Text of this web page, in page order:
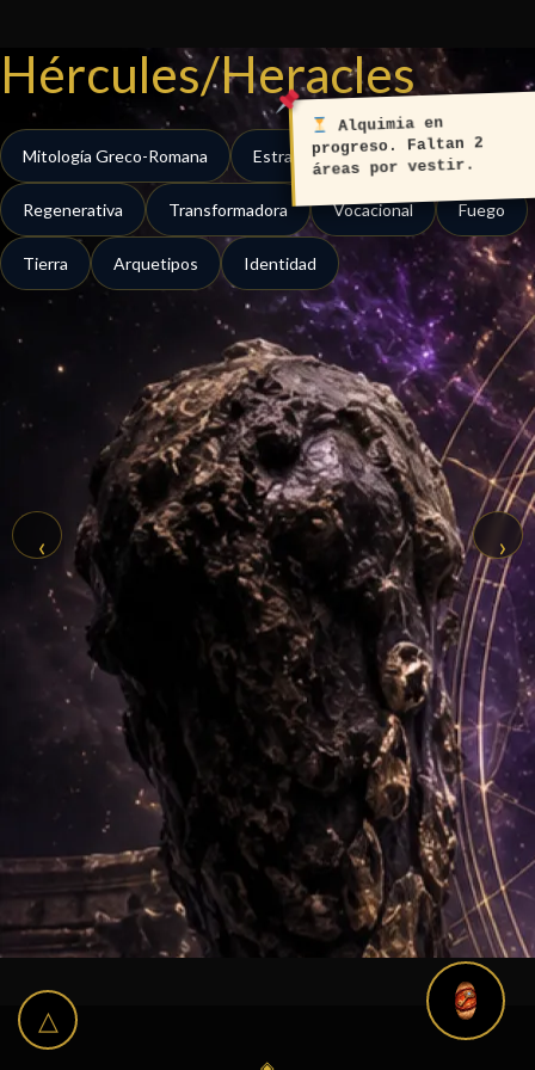
contenido
‹ ›
Hércules/Heracles
Mitología Greco-Romana Estrategica Protectora
Regenerativa Transformadora Vocacional Fuego
Tierra Arquetipos Identidad
Alquimia en
progreso. Faltan 2
áreas por vestir.
△